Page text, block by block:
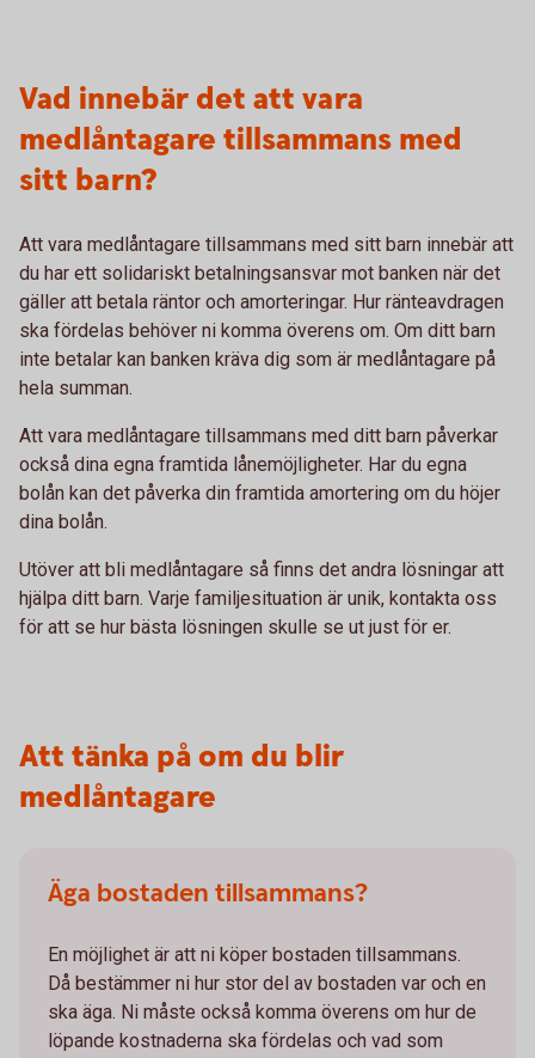
Vad innebär det att vara
medlåntagare tillsammans med
sitt barn?
Att vara medlåntagare tillsammans med sitt barn innebär att
du har ett solidariskt betalningsansvar mot banken när det
gäller att betala räntor och amorteringar. Hur ränteavdragen
ska fördelas behöver ni komma överens om. Om ditt barn
inte betalar kan banken kräva dig som är medlåntagare på
hela summan.
Att vara medlåntagare tillsammans med ditt barn påverkar
också dina egna framtida lånemöjligheter. Har du egna
bolån kan det påverka din framtida amortering om du höjer
dina bolån.
Utöver att bli medlåntagare så finns det andra lösningar att
hjälpa ditt barn. Varje familjesituation är unik, kontakta oss
för att se hur bästa lösningen skulle se ut just för er.
Att tänka på om du blir
medlåntagare
Äga bostaden tillsammans?
En möjlighet är att ni köper bostaden tillsammans.
Då bestämmer ni hur stor del av bostaden var och en
ska äga. Ni måste också komma överens om hur de
löpande kostnaderna ska fördelas och vad som